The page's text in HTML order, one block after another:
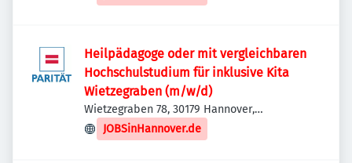
Heilpädagoge oder mit vergleichbaren
Hochschulstudium für inklusive Kita
Wietzegraben (m/w/d)
Wietzegraben 78, 30179 Hannover,
Deutschland
JOBSinHannover.de